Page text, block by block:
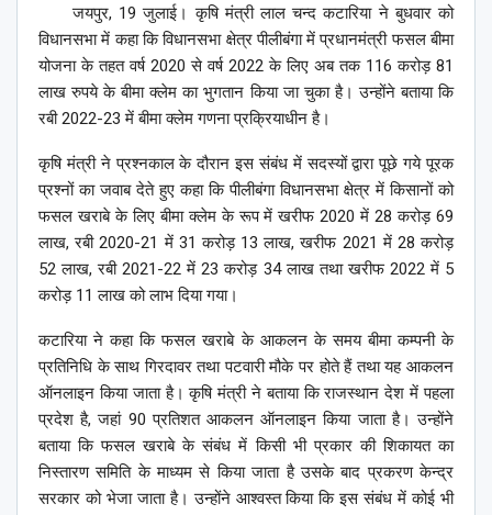
जयपुर, 19 जुलाई। कृषि मंत्री लाल चन्द कटारिया ने बुधवार को
विधानसभा में कहा कि विधानसभा क्षेत्र पीलीबंगा में प्रधानमंत्री फसल बीमा
योजना के तहत वर्ष 2020 से वर्ष 2022 के लिए अब तक 116 करोड़ 81
लाख रुपये के बीमा क्लेम का भुगतान किया जा चुका है। उन्होंने बताया कि
रबी 2022-23 में बीमा क्‍लेम गणना प्रक्रियाधीन है।
कृषि मंत्री ने प्रश्नकाल के दौरान इस संबंध में सदस्यों द्वारा पूछे गये पूरक
प्रश्नों का जवाब देते हुए कहा कि पीलीबंगा विधानसभा क्षेत्र में किसानों को
फसल खराबे के लिए बीमा क्लेम के रूप में खरीफ 2020 में 28 करोड़ 69
लाख, रबी 2020-21 में 31 करोड़ 13 लाख, खरीफ 2021 में 28 करोड़
52 लाख, रबी 2021-22 में 23 करोड़ 34 लाख तथा खरीफ 2022 में 5
करोड़ 11 लाख को लाभ दिया गया।
कटारिया ने कहा कि फसल खराबे के आकलन के समय बीमा कम्पनी के
प्रतिनिधि के साथ गिरदावर तथा पटवारी मौके पर होते हैं तथा यह आकलन
ऑनलाइन किया जाता है। कृषि मंत्री ने बताया कि राजस्थान देश में पहला
प्रदेश है, जहां 90 प्रतिशत आकलन ऑनलाइन किया जाता है। उन्होंने
बताया कि फसल खराबे के संबंध में किसी भी प्रकार की शिकायत का
निस्तारण समिति के माध्यम से किया जाता है उसके बाद प्रकरण केन्द्र
सरकार को भेजा जाता है। उन्होंने आश्वस्त किया कि इस संबंध में कोई भी